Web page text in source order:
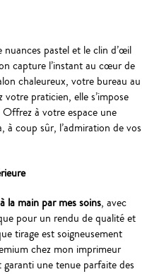
nuances pastel et le clin d’œil
capture l’instant au cœur de
chaleureux, votre bureau au
praticien, elle s’impose
à votre espace une
à coup sûr, l’admiration de vos
la main par mes soins, avec
pour un rendu de qualité et
tirage est soigneusement
chez mon imprimeur
une tenue parfaite des